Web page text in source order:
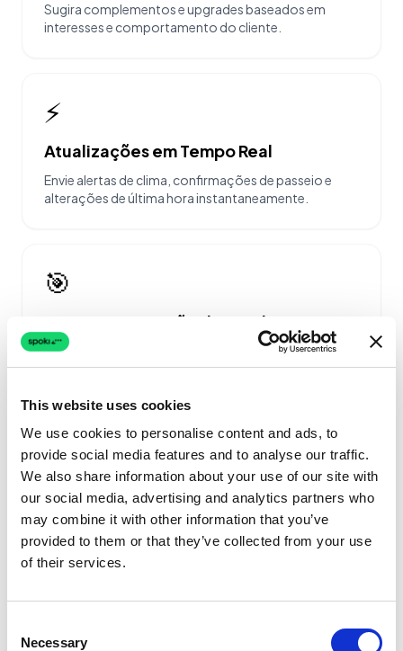
This website uses cookies
We use cookies to personalise content and ads, to
provide social media features and to analyse our traffic.
We also share information about your use of our site with
our social media, advertising and analytics partners who
may combine it with other information that you’ve
provided to them or that they’ve collected from your use
of their services.
Selection
Necessary
Sugira complementos e upgrades baseados em
interesses e comportamento do cliente.
⚡
Atualizações em Tempo Real
Envie alertas de clima, confirmações de passeio e
alterações de última hora instantaneamente.
🎯
Captura e Nutrição de Leads
Converta cliques de anúncios Meta em conversas
WhatsApp que impulsionam reservas.
Ver todos os casos de uso
Faça do WhatsApp o Principal
Canal do seu Turismo
mais utilizado pelos seus clientese é neste
desenvolver o seu negócio